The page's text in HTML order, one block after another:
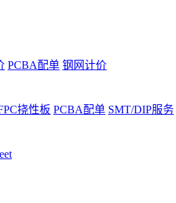
PCBA配单 钢网计价
挠性板 PCBA配单 SMT/DIP服务